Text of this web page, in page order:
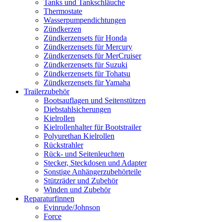
Tanks und Tankschläuche
Thermostate
Wasserpumpendichtungen
Zündkerzen
Zündkerzensets für Honda
Zündkerzensets für Mercury
Zündkerzensets für MerCruiser
Zündkerzensets für Suzuki
Zündkerzensets für Tohatsu
Zündkerzensets für Yamaha
Trailerzubehör
Bootsauflagen und Seitenstützen
Diebstahlsicherungen
Kielrollen
Kielrollenhalter für Bootstrailer
Polyurethan Kielrollen
Rückstrahler
Rück- und Seitenleuchten
Stecker, Steckdosen und Adapter
Sonstige Anhängerzubehörteile
Stützräder und Zubehör
Winden und Zubehör
Reparaturfinnen
Evinrude/Johnson
Force